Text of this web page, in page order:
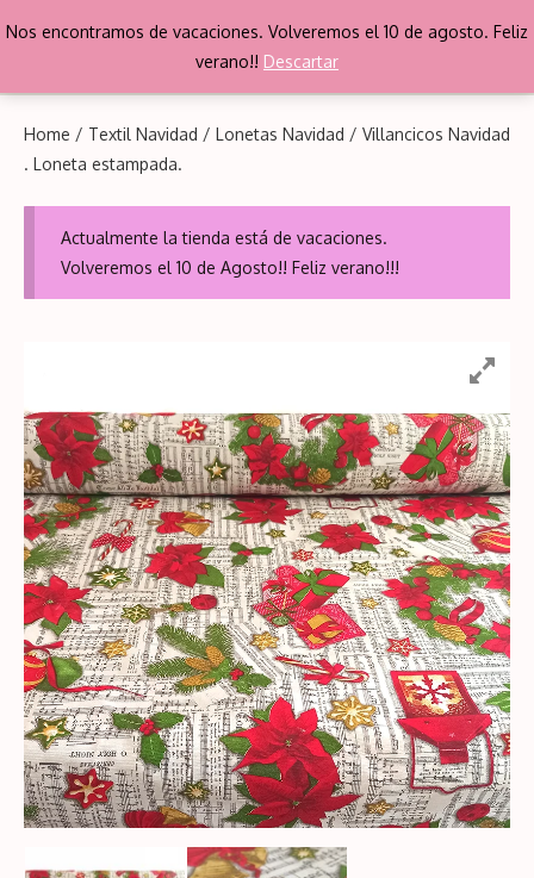
Nos encontramos de vacaciones. Volveremos el 10 de agosto. Feliz
verano!! Descartar
al
Home / Textil Navidad / Lonetas Navidad / Villancicos Navidad
. Loneta estampada.
Actualmente la tienda está de vacaciones.
Volveremos el 10 de Agosto!! Feliz verano!!!